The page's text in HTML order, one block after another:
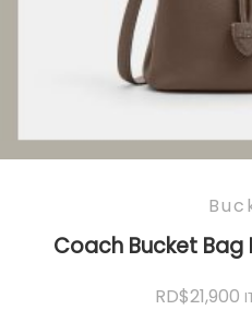
Coach Bucket Bag
RD$21,900